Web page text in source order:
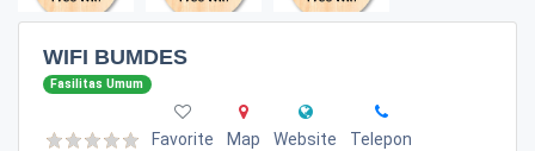
WIFI BUMDES
Fasilitas Umum
Favorite Map Website Telepon